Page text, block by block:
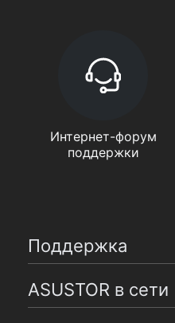
Интернет-форум
поддержки
Поддержка
ASUSTOR в сети